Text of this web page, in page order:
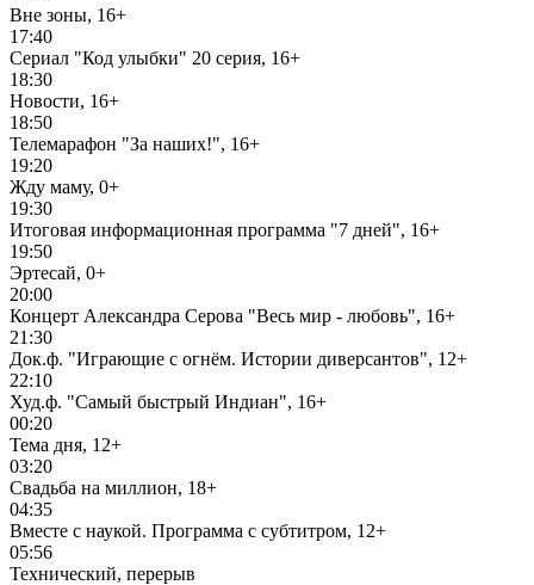
Вне зоны, 16+
17:40
Сериал "Код улыбки" 20 серия, 16+
18:30
Новости, 16+
18:50
Телемарафон "За наших!", 16+
19:20
Жду маму, 0+
19:30
Итоговая информационная программа "7 дней", 16+
19:50
Эртесай, 0+
20:00
Концерт Александра Серова "Весь мир - любовь", 16+
21:30
Док.ф. "Играющие с огнём. Истории диверсантов", 12+
22:10
Худ.ф. "Самый быстрый Индиан", 16+
00:20
Тема дня, 12+
03:20
Свадьба на миллион, 18+
04:35
Вместе с наукой. Программа с субтитром, 12+
05:56
Технический, перерыв